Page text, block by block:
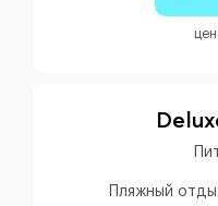
Пляжный